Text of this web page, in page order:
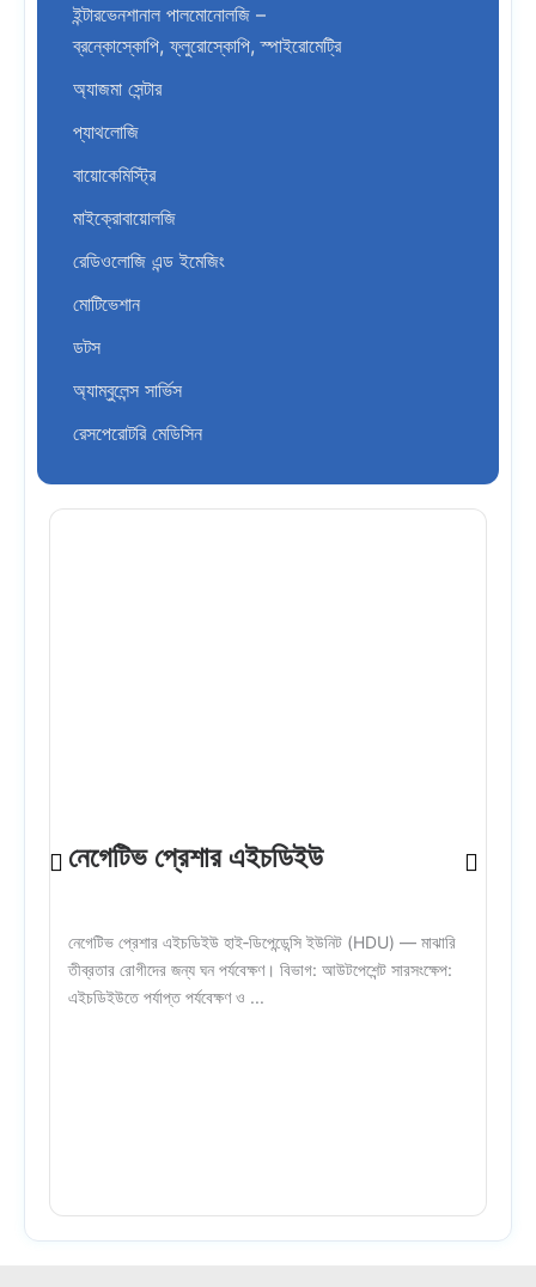
ইন্টারভেনশানাল পালমোনোলজি –
ব্রন্কোস্কোপি, ফ্লুরোস্কোপি, স্পাইরোমেট্রি
অ্যাজমা সেন্টার
প্যাথলোজি
বায়োকেমিস্ট্রি
মাইক্রোবায়োলজি
রেডিওলোজি এন্ড ইমেজিং
মোটিভেশান
ডটস
অ্যাম্বুলেন্স সার্ভিস
রেসপেরোটরি মেডিসিন
নেগেটিভ প্রেশার এইচডিইউ
নেগেটিভ প্রেশার এইচডিইউ হাই‑ডিপেন্ডেন্সি ইউনিট (HDU) — মাঝারি
তীব্রতার রোগীদের জন্য ঘন পর্যবেক্ষণ। বিভাগ: আউটপেশেন্ট সারসংক্ষেপ:
এইচডিইউতে পর্যাপ্ত পর্যবেক্ষণ ও ...